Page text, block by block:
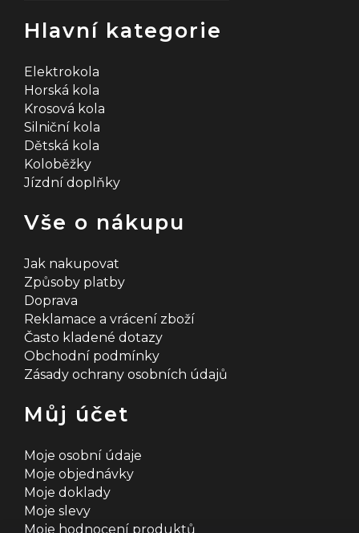
Hlavní kategorie
Elektrokola
Horská kola
Krosová kola
Silniční kola
Dětská kola
Koloběžky
Jízdní doplňky
Vše o nákupu
Jak nakupovat
Způsoby platby
Doprava
Reklamace a vrácení zboží
Často kladené dotazy
Obchodní podmínky
Zásady ochrany osobních údajů
Můj účet
Moje osobní údaje
Moje objednávky
Moje doklady
Moje slevy
Moje hodnocení produktů